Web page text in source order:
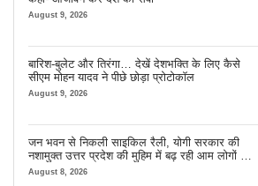
August 9, 2026
बारिश-बुलेट और तिरंगा… देखें देशभक्ति के लिए कैसे
सीएम मोहन यादव ने पीछे छोड़ा प्रोटोकॉल
August 9, 2026
जन भवन से निकली साइकिल रैली, योगी सरकार की
नशामुक्त उत्तर प्रदेश की मुहिम में बढ़ रही आम लोगों की
भागीदारी
August 8, 2026